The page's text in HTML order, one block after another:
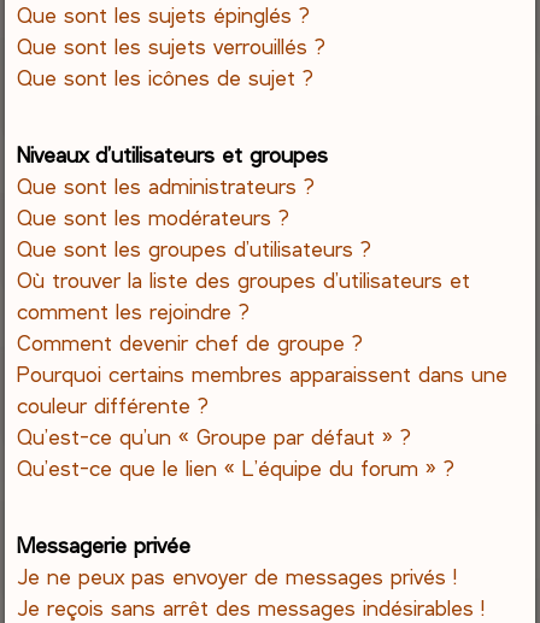
Que sont les sujets épinglés ?
Que sont les sujets verrouillés ?
Que sont les icônes de sujet ?
Niveaux d’utilisateurs et groupes
Que sont les administrateurs ?
Que sont les modérateurs ?
Que sont les groupes d’utilisateurs ?
Où trouver la liste des groupes d’utilisateurs et
comment les rejoindre ?
Comment devenir chef de groupe ?
Pourquoi certains membres apparaissent dans une
couleur différente ?
Qu’est-ce qu’un « Groupe par défaut » ?
Qu’est-ce que le lien « L’équipe du forum » ?
Messagerie privée
Je ne peux pas envoyer de messages privés !
Je reçois sans arrêt des messages indésirables !